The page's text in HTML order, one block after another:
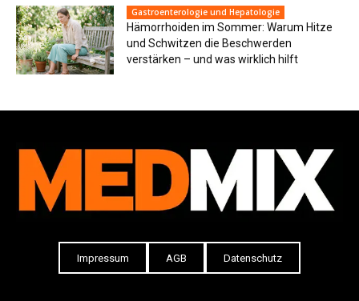
Gastroenterologie und Hepatologie
Hämorrhoiden im Sommer: Warum Hitze
und Schwitzen die Beschwerden
verstärken – und was wirklich hilft
Impressum AGB Datenschutz